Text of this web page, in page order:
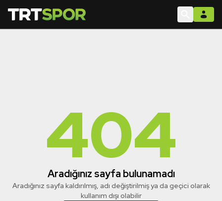
404
Aradığınız sayfa bulunamadı
Aradığınız sayfa kaldırılmış, adı değiştirilmiş ya da geçici olarak
kullanım dışı olabilir